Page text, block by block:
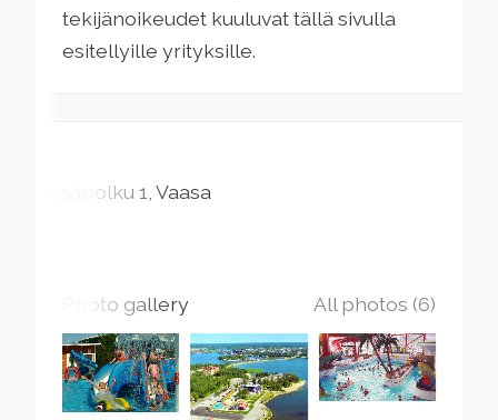
tekijänoikeudet kuuluvat tällä sivulla
esitellyille yrityksille.
Kesäpolku1 Vaasa
Photo gallery All photos (6)